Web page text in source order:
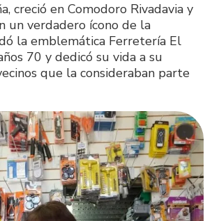
creció en Comodoro Rivadavia y
un verdadero ícono de la
la emblemática Ferretería El
70 y dedicó su vida a su
que la consideraban parte